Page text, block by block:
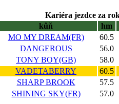
Kariéra jezdce za
kůň hm
MO MY DREAM(FR) 60.5
DANGEROUS 56.0
TONY BOY(GB) 58.0
VADETABERRY 60.5
SHARP BROOK 57.5
SHINING SKY(FR) 57.0